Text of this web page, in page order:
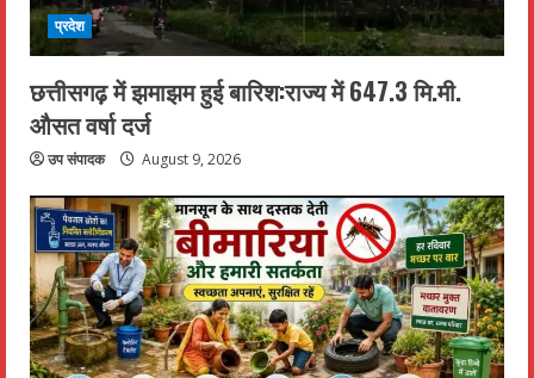
प्रदेश
छत्तीसगढ़ में झमाझम हुई बारिश:राज्य में 647.3 मि.मी.
औसत वर्षा दर्ज
उप संपादक August 9, 2026